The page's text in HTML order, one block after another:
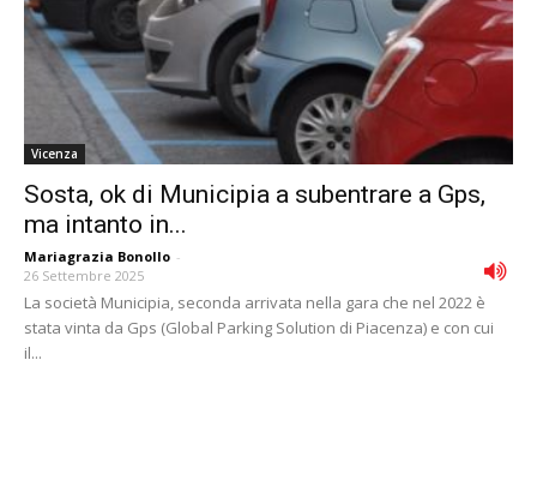
Vicenza
Sosta, ok di Municipia a subentrare a Gps,
ma intanto in...
Mariagrazia Bonollo -
26 Settembre 2025
La società Municipia, seconda arrivata nella gara che nel 2022 è
stata vinta da Gps (Global Parking Solution di Piacenza) e con cui
il...